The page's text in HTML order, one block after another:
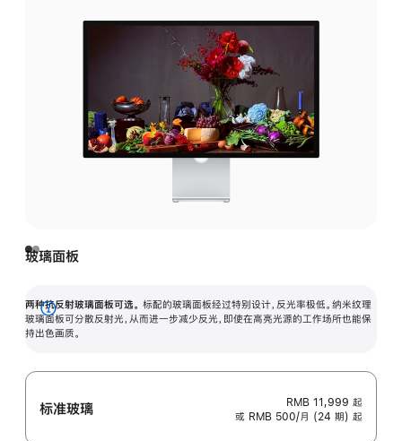
玻璃面板
两种抗反射玻璃面板可选。 标配的玻璃面板经过特别设计，反光率极低。纳米纹理
玻璃面板可分散反射光，从而进一步减少反光，即使在高亮光源的工作场所也能保
持出色画质。
展
开
标准玻璃 RMB 11,999 起
或 RMB 500/月 (24 期) 起